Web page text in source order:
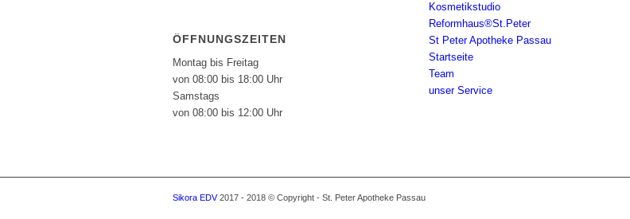
ÖFFNUNGSZEITEN
Montag bis Freitag
von 08:00 bis 18:00 Uhr
Samstags
von 08:00 bis 12:00 Uhr
Kosmetikstudio
Reformhaus®St.Peter
St Peter Apotheke Passau
Startseite
Team
unser Service
Sikora EDV2017 - 2018 © Copyright - St. Peter Apotheke Passau